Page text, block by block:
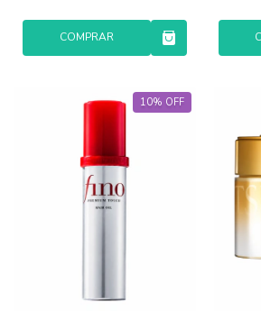
COMPRAR
10% OFF